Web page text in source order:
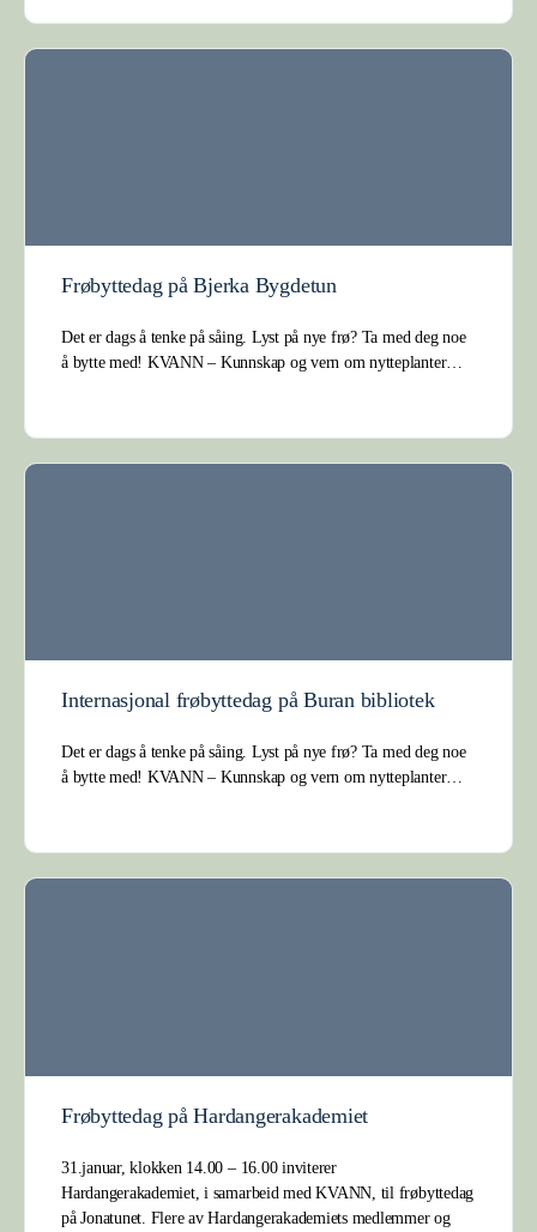
Frøbyttedag på Bjerka Bygdetun
Det er dags å tenke på såing. Lyst på nye frø? Ta med deg noe
å bytte med! KVANN – Kunnskap og vern om nytteplanter…
Internasjonal frøbyttedag på Buran bibliotek
Det er dags å tenke på såing. Lyst på nye frø? Ta med deg noe
å bytte med! KVANN – Kunnskap og vern om nytteplanter…
Frøbyttedag på Hardangerakademiet
31.januar, klokken 14.00 – 16.00 inviterer
Hardangerakademiet, i samarbeid med KVANN, til frøbyttedag
på Jonatunet. Flere av Hardangerakademiets medlemmer og